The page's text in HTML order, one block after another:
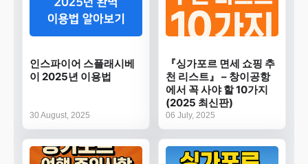
인스파이어 스플래시베
이 2025년 이용법
30 August, 2025
『싱가포르 면세 쇼핑 추
천 리스트』 – 창이공항
에서 꼭 사야 할 10가지
(2025 최신판)
06 July, 2025